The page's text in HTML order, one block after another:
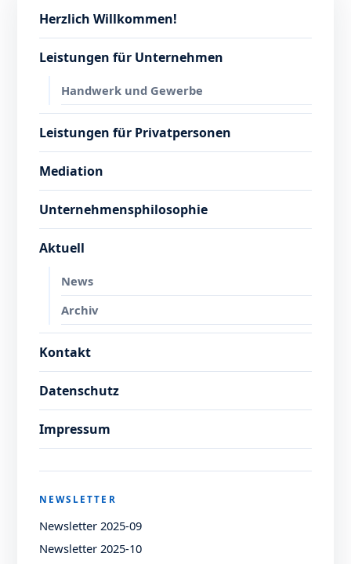
Herzlich Willkommen!
Leistungen für Unternehmen
Handwerk und Gewerbe
Leistungen für Privatpersonen
Mediation
Unternehmensphilosophie
Aktuell
News
Archiv
Kontakt
Datenschutz
Impressum
NEWSLETTER
Newsletter 2025-09
Newsletter 2025-10